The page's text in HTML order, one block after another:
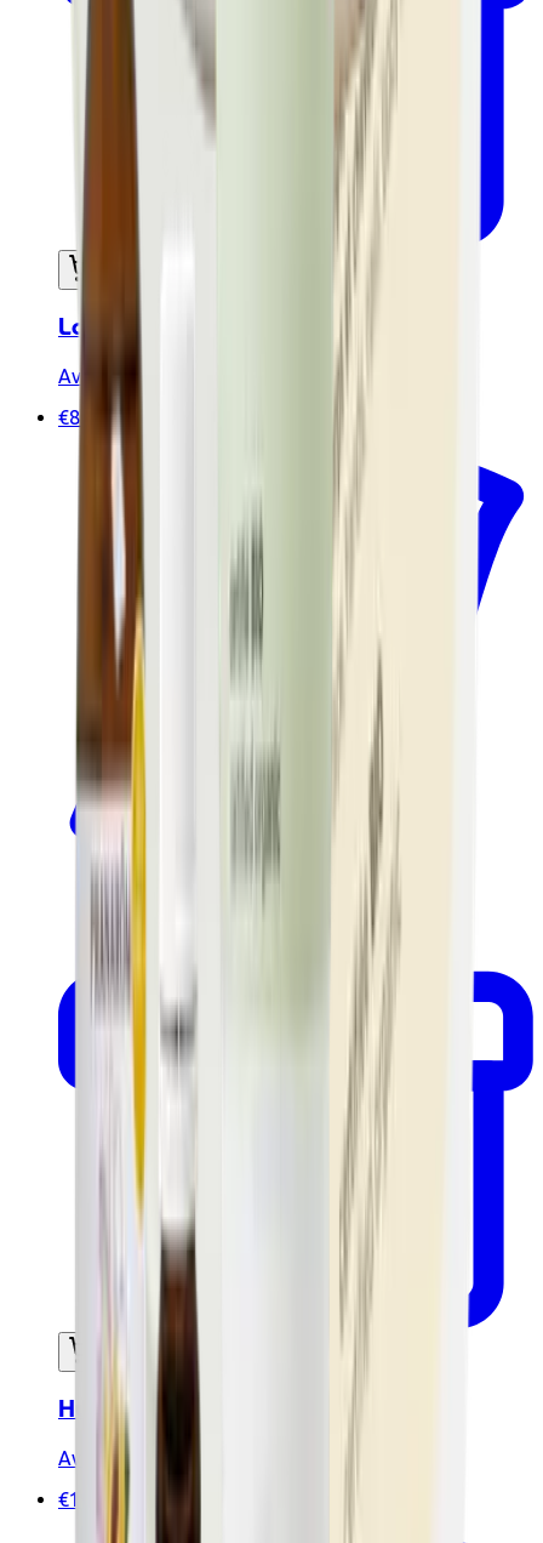
Lait corporel 200ml - Certifié Bio
Avril
€8.50
Huile de coco 100ml - Certifiée Bio
Avril
€19.00